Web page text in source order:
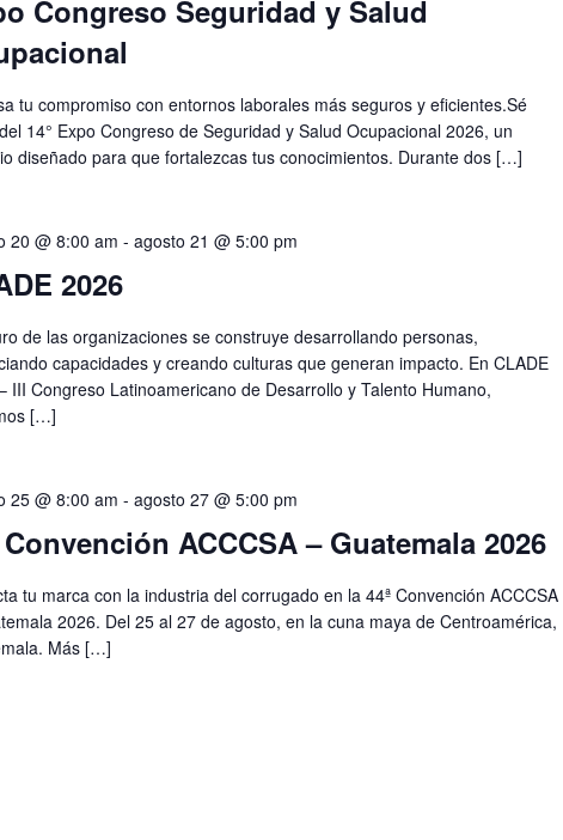
Congreso Seguridad y Salud
tu compromiso con entornos laborales más seguros y eficientes.Sé
14° Expo Congreso de Seguridad y Salud Ocupacional 2026, un
diseñado para que fortalezcas tus conocimientos. Durante dos […]
20 @ 8:00 am - agosto 21 @ 5:00 pm
2026
de las organizaciones se construye desarrollando personas,
capacidades y creando culturas que generan impacto. En CLADE
III Congreso Latinoamericano de Desarrollo y Talento Humano,
[…]
25 @ 8:00 am - agosto 27 @ 5:00 pm
Convención ACCCSA – Guatemala 2026
tu marca con la industria del corrugado en la 44ª Convención ACCCSA
2026. Del 25 al 27 de agosto, en la cuna maya de Centroamérica,
Más […]